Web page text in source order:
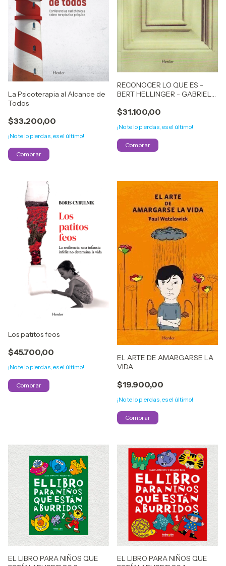
La Psicoterapia al Alcance de
Todos
$33.200,00
¡No te lo pierdas, es el último!
RECONOCER LO QUE ES -
BERT HELLINGER - GABRIELE
$31.100,00
¡No te lo pierdas, es el último!
Los patitos feos
$45.700,00
¡No te lo pierdas, es el último!
EL ARTE DE AMARGARSE LA
VIDA
$19.900,00
¡No te lo pierdas, es el último!
EL LIBRO PARA NIÑOS QUE
EL LIBRO PARA NIÑOS QUE